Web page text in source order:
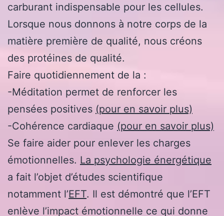
carburant indispensable pour les cellules.
Lorsque nous donnons à notre corps de la
matière première de qualité, nous créons
des protéines de qualité.
Faire quotidiennement de la :
-Méditation permet de renforcer les
pensées positives (pour en savoir plus)
-Cohérence cardiaque (pour en savoir plus)
Se faire aider pour enlever les charges
émotionnelles. La psychologie énergétique
a fait l’objet d’études scientifique
notamment l’EFT. Il est démontré que l’EFT
enlève l’impact émotionnelle ce qui donne